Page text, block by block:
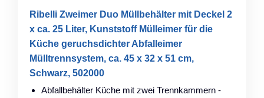
Ribelli Zweimer Duo Müllbehälter mit Deckel 2
x ca. 25 Liter, Kunststoff Mülleimer für die
Küche geruchsdichter Abfalleimer
Mülltrennsystem, ca. 45 x 32 x 51 cm,
Schwarz, 502000
Abfallbehälter Küche mit zwei Trennkammern -